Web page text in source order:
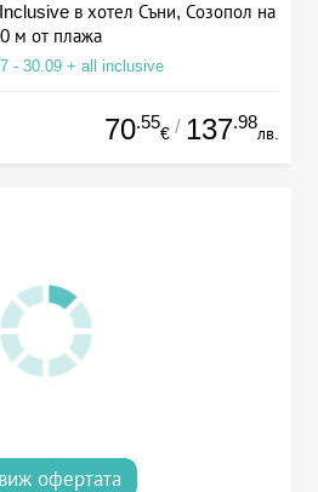
в хотел Съни, Созопол на
м от плажа
- 30.09 + all inclusive
70.55
€ / 137.98
лв.
виж офертата